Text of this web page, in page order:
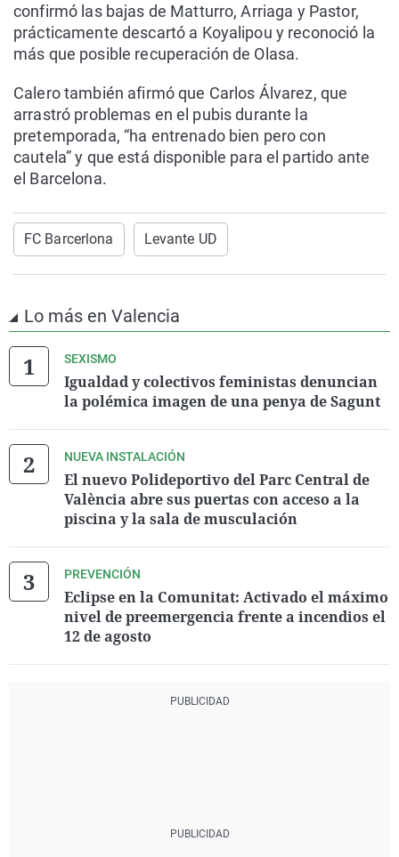
confirmó las bajas de Matturro, Arriaga y Pastor,
prácticamente descartó a Koyalipou y reconoció la
más que posible recuperación de Olasa.
Calero también afirmó que Carlos Álvarez, que
arrastró problemas en el pubis durante la
pretemporada, “ha entrenado bien pero con
cautela” y que está disponible para el partido ante
el Barcelona.
FC Barcerlona Levante UD
Lo más en Valencia
SEXISMO
Igualdad y colectivos feministas denuncian
la polémica imagen de una penya de Sagunt
NUEVA INSTALACIÓN
El nuevo Polideportivo del Parc Central de
València abre sus puertas con acceso a la
piscina y la sala de musculación
PREVENCIÓN
Eclipse en la Comunitat: Activado el máximo
nivel de preemergencia frente a incendios el
12 de agosto